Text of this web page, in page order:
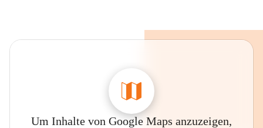
Um Inhalte von Google Maps anzuzeigen,